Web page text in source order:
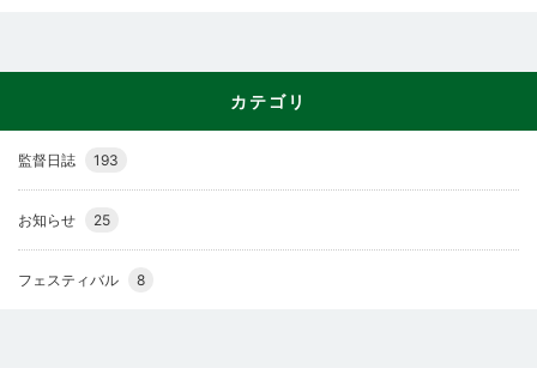
カテゴリ
監督日誌 193
お知らせ 25
フェスティバル 8